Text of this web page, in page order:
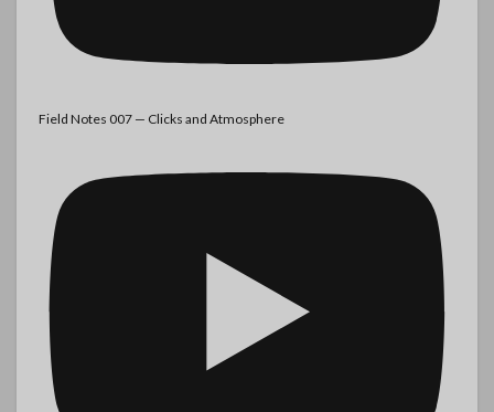
Field Notes 007 — Clicks and Atmosphere